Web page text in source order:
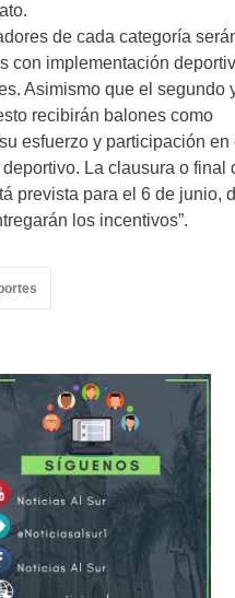
de cada categoría
con implementación
Asimismo que el segundo
recibirán balones como
esfuerzo y participación en
La clausura o final
prevista para el 6 de junio,
los incentivos”.